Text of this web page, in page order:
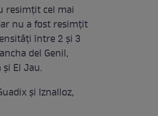
resimțit cel mai
nu a fost resimțit
între 2 și 3
del Genil,
El Jau.
și Iznalloz,